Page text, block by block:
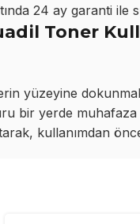
24 ay garanti ile
Toner
yüzeyine
bir yerde muhafaza
kullanımdan